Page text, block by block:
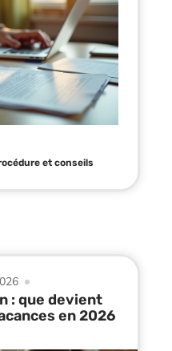
et conseils
: que devient
en 2026